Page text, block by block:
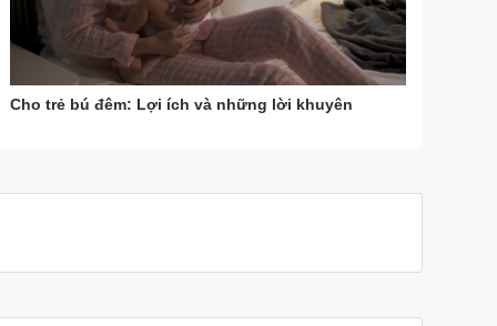
Cho trẻ bú đêm: Lợi ích và những lời khuyên